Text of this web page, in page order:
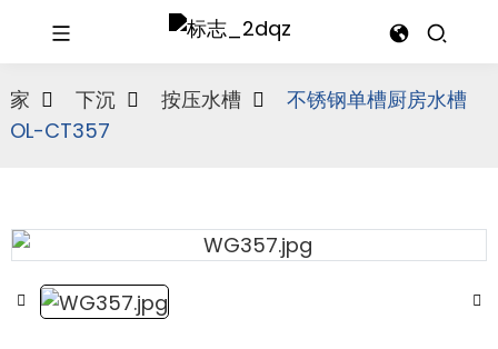
家 下沉 按压水槽
不锈钢单槽厨房水槽
OL-CT357